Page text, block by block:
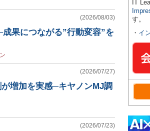
(2026/08/03)
果につながる”行動変容”を
(2026/07/27)
増加を実感─キヤノンMJ調
(2026/07/23)
IT
す。
・ イ